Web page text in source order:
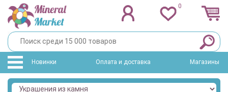
0
Новинки Оплата и доставка Магазины